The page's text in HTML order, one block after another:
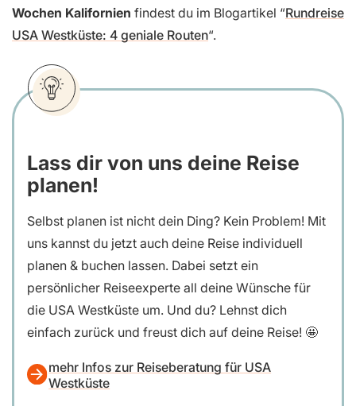
Wochen Kalifornien findest du im Blogartikel “Rundreise
USA Westküste: 4 geniale Routen“.
Lass dir von uns deine Reise
planen!
Selbst planen ist nicht dein Ding? Kein Problem! Mit
uns kannst du jetzt auch deine Reise individuell
planen & buchen lassen. Dabei setzt ein
persönlicher Reiseexperte all deine Wünsche für
die USA Westküste um. Und du? Lehnst dich
einfach zurück und freust dich auf deine Reise! 🤩
mehr Infos zur Reiseberatung für USA
Westküste